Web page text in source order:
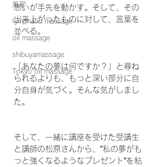
風邪
Iymphatic massage
oil massage
shibuyamassage
Tokyo oil massage
思いが手先を動かす。そして、その
出来上がったものに対して、言葉を
並べる。
「あなたの夢は何ですか？」と尋ね
られるよりも、もっと深い部分に自
分自身が気づく。そんな気がしまし
た。
そして、一緒に講座を受けた受講生
と講師の松原さんから、”私の夢がも
っと強くなるようなプレゼント”を粘